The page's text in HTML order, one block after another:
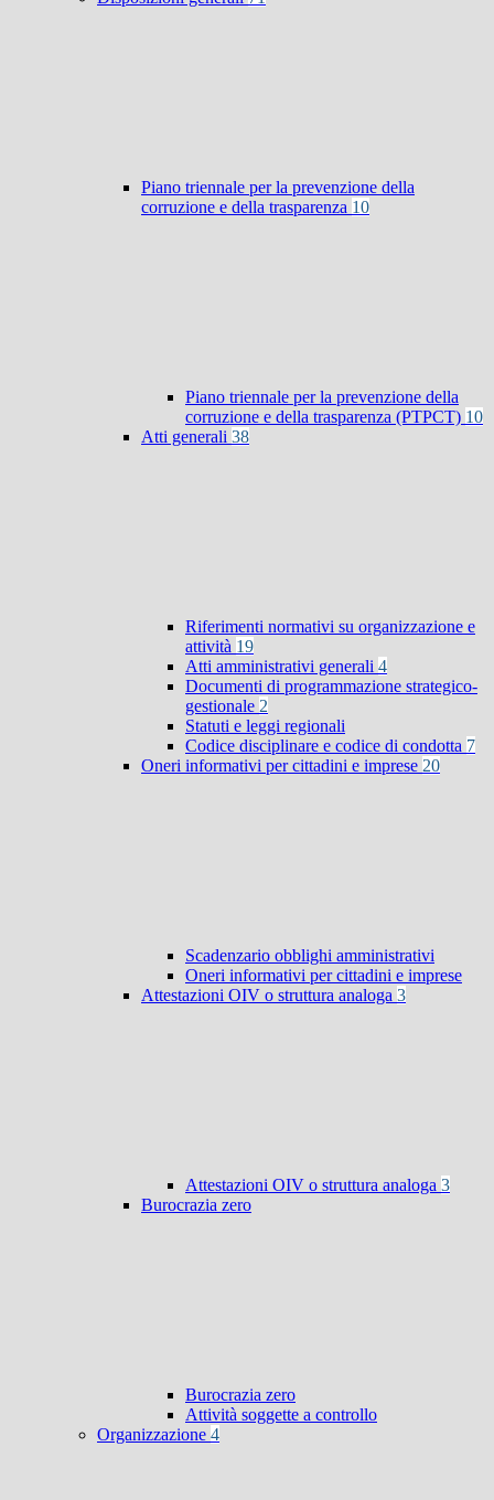
Piano triennale per la prevenzione della
corruzione e della trasparenza 10
Piano triennale per la prevenzione della
corruzione e della trasparenza (PTPCT) 10
Atti generali 38
Riferimenti normativi su organizzazione e
attività 19
Atti amministrativi generali 4
Documenti di programmazione strategico-
gestionale 2
Statuti e leggi regionali
Codice disciplinare e codice di condotta 7
Oneri informativi per cittadini e imprese 20
Scadenzario obblighi amministrativi
Oneri informativi per cittadini e imprese
Attestazioni OIV o struttura analoga 3
Attestazioni OIV o struttura analoga 3
Burocrazia zero
Burocrazia zero
Attività soggette a controllo
Organizzazione 4